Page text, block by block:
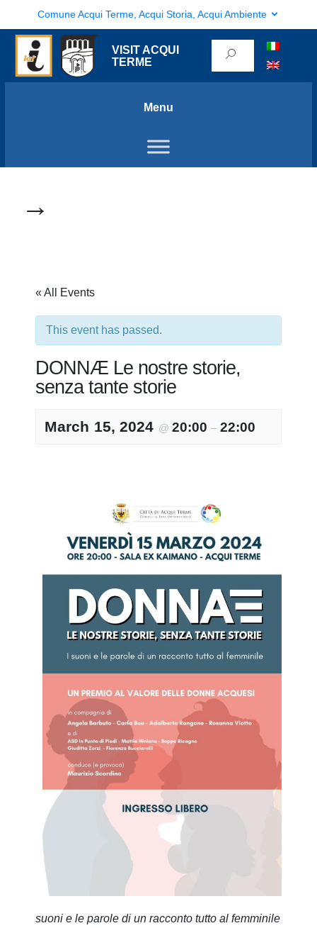
Comune Acqui Terme, Acqui Storia, Acqui Ambiente
VISIT ACQUI
TERME
Menu
→
« All Events
This event has passed.
DONNÆ Le nostre storie,
senza tante storie
March 15, 2024 @ 20:00– 22:00
suoni e le parole di un racconto tutto al femminile